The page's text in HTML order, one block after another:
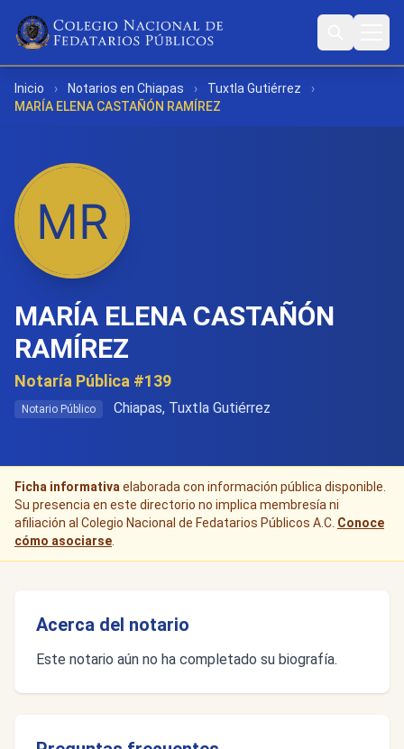
Inicio › Notarios en Chiapas › Tuxtla Gutiérrez
›
MARÍA ELENA CASTAÑÓN RAMÍREZ
MARÍA ELENA CASTAÑÓN
RAMÍREZ
Notaría Pública #139
Notario Público Chiapas, Tuxtla Gutiérrez
Ficha informativa elaborada con información pública disponible.
Su presencia en este directorio no implica membresía ni
afiliación al Colegio Nacional de Fedatarios Públicos A.C. Conoce
cómo asociarse
Acerca del notario
Este notario aún no ha completado su biografía.